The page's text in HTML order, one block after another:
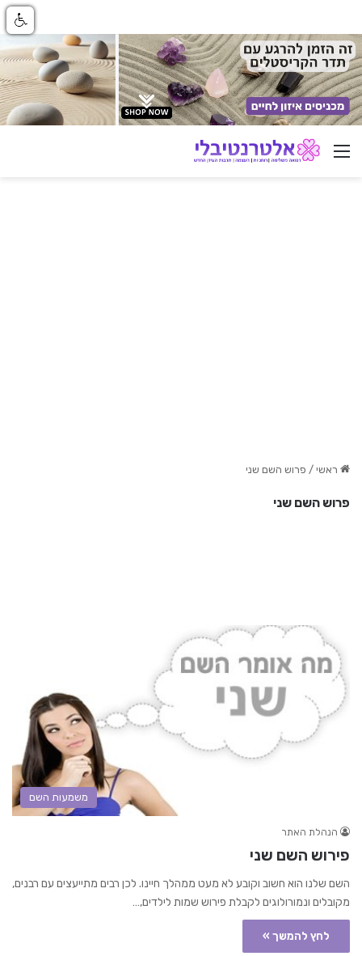
ניווט באתר
ראשי / פרוש השם שני
פרוש השם שני
משמעות השם
הנהלת האתר
פירוש השם שני
השם שלנו הוא חשוב וקובע לא מעט ממהלך חיינו. לכן רבים מתייעצים עם רבנים,
מקובלים ונמורולוגים לקבלת פירוש שמות לילדים,…
לחץ להמשך »